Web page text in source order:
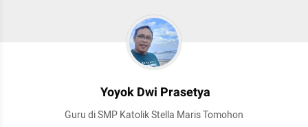
Yoyok Dwi Prasetya
Guru di SMP Katolik Stella Maris Tomohon